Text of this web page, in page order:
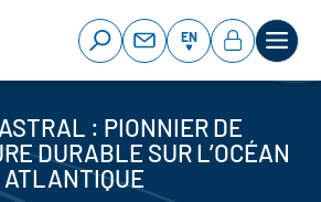
EN
: PIONNIER DE
DURABLE SUR L’OCÉAN
ATLANTIQUE